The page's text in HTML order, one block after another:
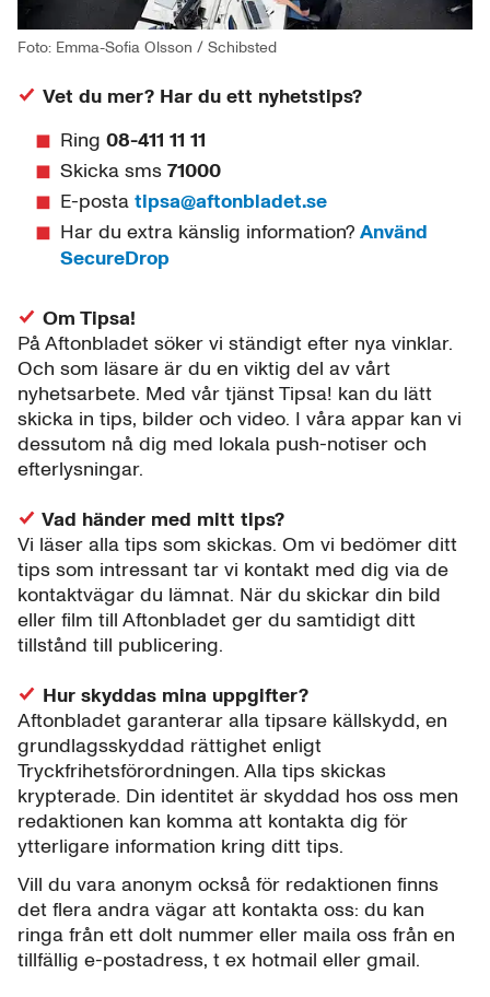
Foto: Emma-Sofia Olsson / Schibsted
Vet du mer? Har du ett nyhetstips?
Ring 08-411 11 11
Skicka sms 71000
E-posta tipsa@aftonbladet.se
Har du extra känslig information? Använd
SecureDrop
Om Tipsa!
På Aftonbladet söker vi ständigt efter nya vinklar.
Och som läsare är du en viktig del av vårt
nyhetsarbete. Med vår tjänst Tipsa! kan du lätt
skicka in tips, bilder och video. I våra appar kan vi
dessutom nå dig med lokala push-notiser och
efterlysningar.
Vad händer med mitt tips?
Vi läser alla tips som skickas. Om vi bedömer ditt
tips som intressant tar vi kontakt med dig via de
kontaktvägar du lämnat. När du skickar din bild
eller film till Aftonbladet ger du samtidigt ditt
tillstånd till publicering.
Hur skyddas mina uppgifter?
Aftonbladet garanterar alla tipsare källskydd, en
grundlagsskyddad rättighet enligt
Tryckfrihetsförordningen. Alla tips skickas
krypterade. Din identitet är skyddad hos oss men
redaktionen kan komma att kontakta dig för
ytterligare information kring ditt tips.
Vill du vara anonym också för redaktionen finns
det flera andra vägar att kontakta oss: du kan
ringa från ett dolt nummer eller maila oss från en
tillfällig e-postadress, t ex hotmail eller gmail.